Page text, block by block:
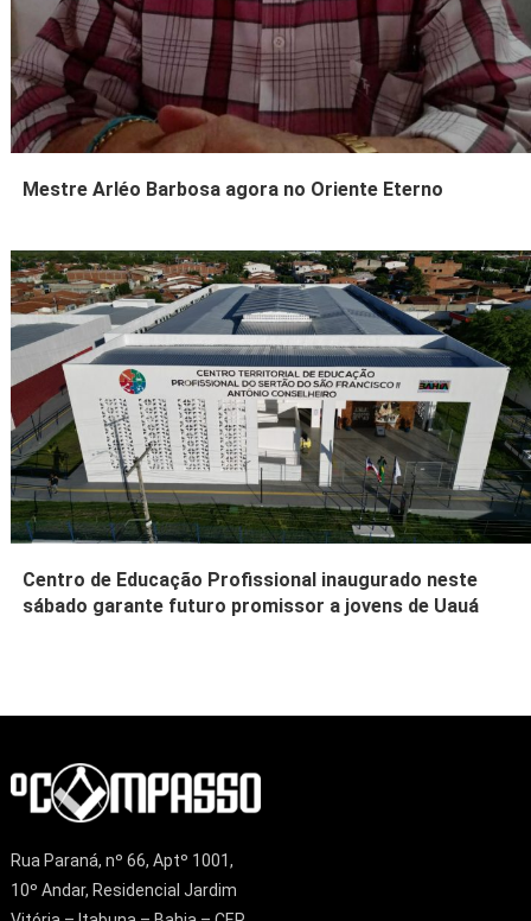
Mestre Arléo Barbosa agora no Oriente Eterno
Centro de Educação Profissional inaugurado neste
sábado garante futuro promissor a jovens de Uauá
Rua Paraná, nº 66, Aptº 1001,
10º Andar, Residencial Jardim